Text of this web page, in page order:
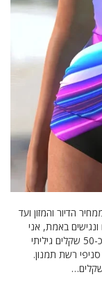
הדיור והמזון ועד
באמת, אני
רואה חובה לעצמי לשתף מהר את כל הציבור. תמנון. כ-50 שקלים גיליתי
השבוע את קולקציית בגדי הים החדשה שהגיעה ל-80 סניפי רשת תמנון.